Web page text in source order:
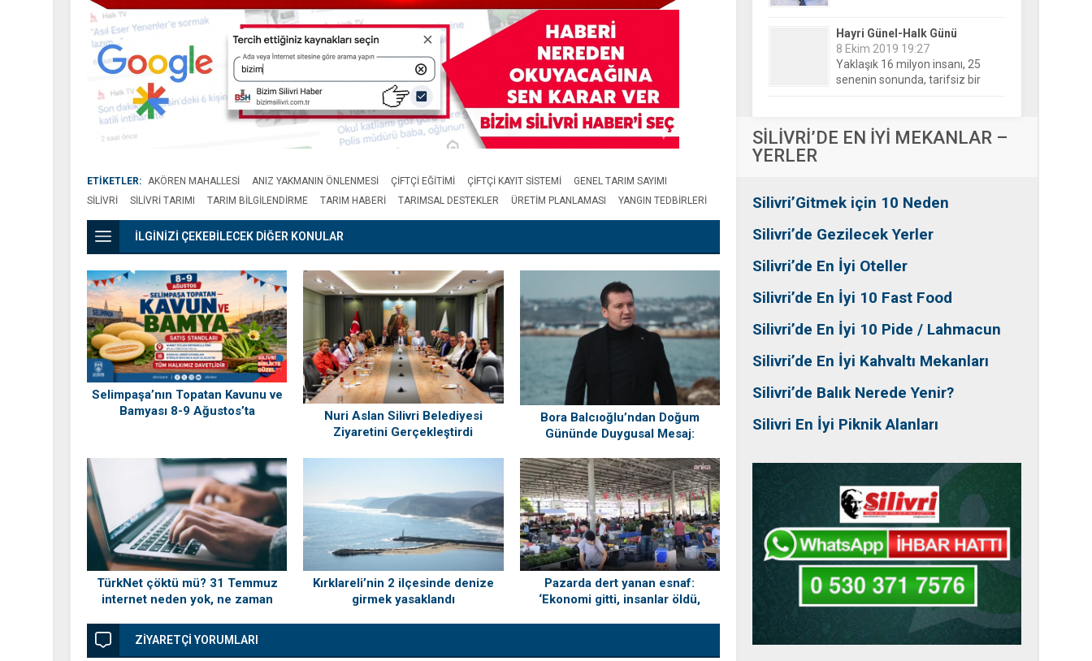
belirsizliğin ortasına bıraktılar!
Nesrin Özalp-Ayna
24 Haziran 2026 00:04
Festivaller Yapılmazsa Kim
Tansu Bayrakdar-Biz diyoruz
ki
Ersin Özalp-Gerçekler
Silivri’de Uluslararası Halk
Yapılıyor?
SİLİVRİ’DE EN İYİ MEKANLAR –
YERLER
Silivri’Gitmek için 10 Neden
Silivri’de Gezilecek Yerler
Silivri’de En İyi Oteller
Silivri’de En İyi 10 Fast Food
Silivri’de En İyi 10 Pide / Lahmacun
Silivri’de En İyi Kahvaltı Mekanları
Silivri’de Balık Nerede Yenir?
Silivri En İyi Piknik Alanları
ETİKETLER: AKÖREN MAHALLESI ANIZ YAKMANIN ÖNLENMESI ÇIFTÇI EĞITIMI ÇIFTÇI KAYIT SISTEMI
GENEL TARIM SAYIMI
SILIVRI
SILIVRI TARIMI TARIM BILGILENDIRME TARIM HABERI TARIMSAL DESTEKLER ÜRETIM PLANLAMASI YANGIN TEDBIRLERI
İLGİNİZİ ÇEKEBİLECEK DİĞER KONULAR
Selimpaşa’nın Topatan Kavunu ve
Bamyası 8-9 Ağustos’ta
Nuri Aslan Silivri Belediyesi
Ziyaretini Gerçekleştirdi
Bora Balcıoğlu’ndan Doğum
Gününde Duygusal Mesaj:
TürkNet çöktü mü? 31 Temmuz
internet neden yok, ne zaman
Kırklareli’nin 2 ilçesinde denize
girmek yasaklandı
Pazarda dert yanan esnaf:
‘Ekonomi gitti, insanlar öldü,
ZİYARETÇİ YORUMLARI